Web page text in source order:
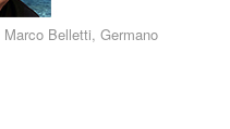
Marco Belletti, Germano